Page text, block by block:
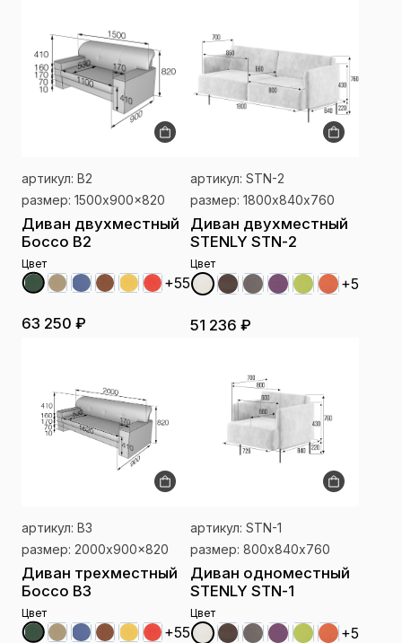
артикул: B2
размер: 1500x900x820
Диван двухместный
Боссо B2
Цвет
+55
63 250 ₽
артикул: STN-2
размер: 1800х840х760
Диван двухместный
STENLY STN-2
Цвет
+5
51 236 ₽
артикул: B3
размер: 2000x900x820
Диван трехместный
Боссо B3
Цвет
+55
артикул: STN-1
размер: 800х840х760
Диван одноместный
STENLY STN-1
Цвет
+5